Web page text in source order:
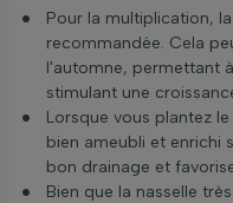
Pour la multiplication,
recommandée. Cela
l'automne, permettant
stimulant une
Lorsque vous plantez
bien ameubli et enrichi
bon drainage et
Bien que la nasselle